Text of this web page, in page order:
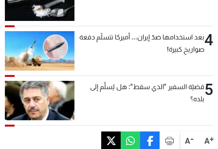
A+
A-
4بعد استخدامها ضدّ إيران... أميركا تتسلّم دفعة
صواريخ كبيرة!
5قضيّة السفير "الذي سقط": هل يُسلَّم إلى
بلده؟